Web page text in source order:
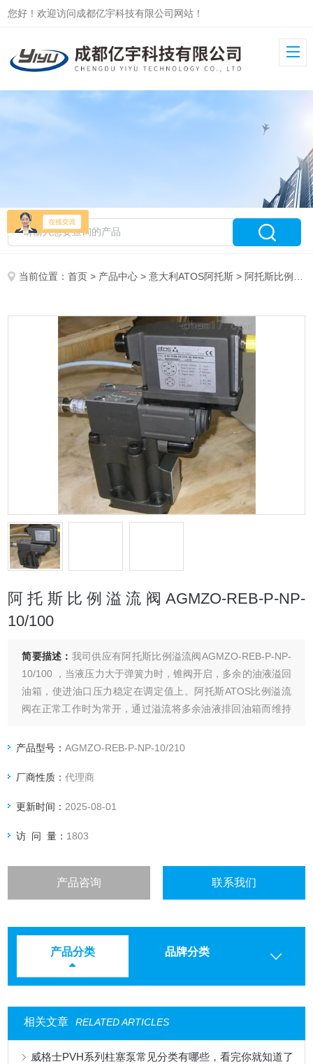
您好！欢迎访问成都亿宇科技有限公司网站！
当前位置：首页 > 产品中心 >意大利ATOS阿托斯 > 阿托斯比例阀AGMZO
阿托斯比例溢流阀AGMZO-REB-P-NP-
10/100
简要描述： 我司供应有阿托斯比例溢流阀AGMZO-REB-P-NP-
10/100 ，当液压力大于弹簧力时，锥阀开启，多余的油液溢回
油箱，使进油口压力稳定在调定值上。阿托斯ATOS比例溢流
阀在正常工作时为常开，通过溢流将多余油液排回油箱而维持
产品型号：AGMZO-REB-P-NP-10/210
厂商性质：代理商
更新时间： 2025-08-01
访 问 量： 1803
产品咨询 联系我们
产品分类 品牌分类
相关文章 RELATED ARTICLES
威格士PVH系列柱塞泵常见分类有哪些，看完你就知道了